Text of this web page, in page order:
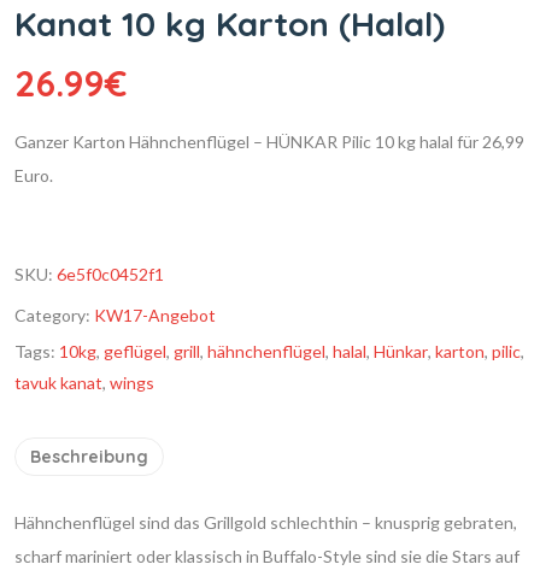
Kanat 10 kg Karton (Halal)
26.99€
Ganzer Karton Hähnchenflügel – HÜNKAR Pilic 10 kg halal für 26,99
Euro.
SKU: 6e5f0c0452f1
Category: KW17-Angebot
Tags: 10kg, geflügel, grill, hähnchenflügel, halal, Hünkar, karton, pilic,
tavuk kanat, wings
Beschreibung
Hähnchenflügel sind das Grillgold schlechthin – knusprig gebraten,
scharf mariniert oder klassisch in Buffalo-Style sind sie die Stars auf